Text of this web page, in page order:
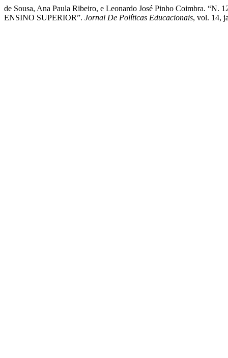
de Sousa, Ana Paula Ribeiro, e Leonardo José Pinho Coimbra.
ENSINO SUPERIOR”. Jornal De Políticas Educacionais, vol. 14,